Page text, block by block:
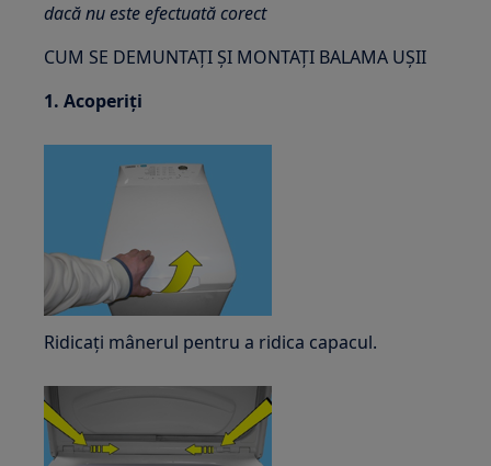
dacă nu este efectuată corect
CUM SE DEMUNTAȚI ȘI MONTAȚI BALAMA UȘII
1. Acoperiți
Ridicați mânerul pentru a ridica capacul.